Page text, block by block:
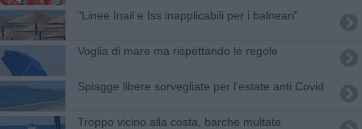
"Linee Inail e Iss inapplicabili per i balneari"
Voglia di mare ma rispettando le regole
Spiagge libere sorvegliate per l'estate anti Covid
Troppo vicino alla costa, barche multate